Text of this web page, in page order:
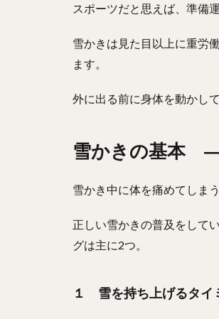
スポーツだと思えば、準備
雪かきは見た目以上に重労
ます。
外に出る前に身体を動かし
雪かきの基本 ―
雪かき中に体を痛めてしま
正しい雪かきの普及をして
グは主に2つ。
１ 雪を持ち上げるタイ